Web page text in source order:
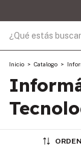
Inicio > Catalogo >